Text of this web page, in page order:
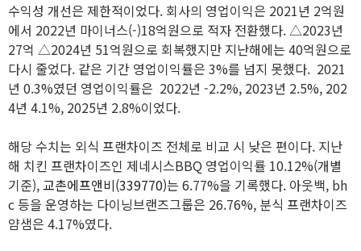
수익성 개선은 제한적이었다. 회사의 영업이익은 2021년 2억원
에서 2022년 마이너스(-)18억원으로 적자 전환했다. △2023년
27억 △2024년 51억원으로 회복했지만 지난해에는 40억원으로
다시 줄었다. 같은 기간 영업이익률은 3%를 넘지 못했다. 2021
년 0.3%였던 영업이익률은 2022년 -2.2%, 2023년 2.5%, 202
4년 4.1%, 2025년 2.8%이었다.
해당 수치는 외식 프랜차이즈 전체로 비교 시 낮은 편이다. 지난
해 치킨 프랜차이즈인 제네시스BBQ 영업이익률 10.12%(개별
기준),교촌에프앤비(339770)는 6.77%을 기록했다. 아웃백, bh
c 등을 운영하는 다이닝브랜즈그룹은 26.76%, 분식 프랜차이즈
얌샘은 4.17%였다.